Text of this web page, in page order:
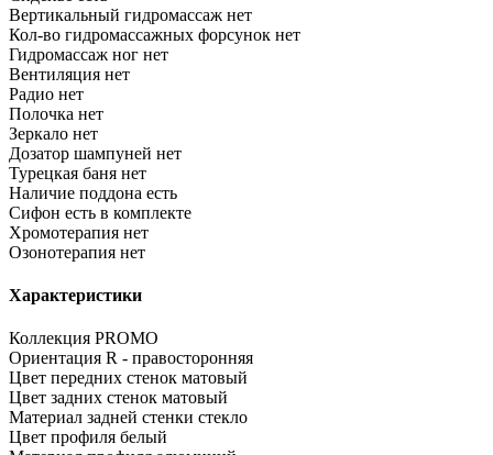
Вертикальный гидромассаж нет
Кол-во гидромассажных форсунок нет
Гидромассаж ног нет
Вентиляция нет
Радио нет
Полочка нет
Зеркало нет
Дозатор шампуней нет
Турецкая баня нет
Наличие поддона есть
Сифон есть в комплекте
Хромотерапия нет
Озонотерапия нет
Характеристики
Коллекция PROMO
Ориентация R - правосторонняя
Цвет передних стенок матовый
Цвет задних стенок матовый
Материал задней стенки стекло
Цвет профиля белый